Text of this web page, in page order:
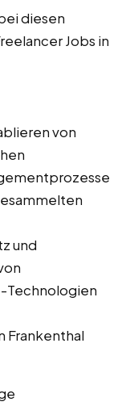
diesen
Jobs in
von
und
Technologien
Frankenthal